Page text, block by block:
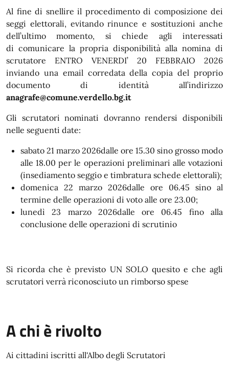
Al fine di snellire il procedimento di composizione dei
seggi elettorali, evitando rinunce e sostituzioni anche
dell’ultimo momento, si chiede agli interessati
di comunicare la propria disponibilità alla nomina di
scrutatore ENTRO VENERDI’ 20 FEBBRAIO 2026
inviando una email corredata della copia del proprio
documento di identità all’indirizzo
anagrafe@comune.verdello.bg.it
Gli scrutatori nominati dovranno rendersi disponibili
nelle seguenti date:
sabato 21 marzo 2026dalle ore 15.30 sino grosso modo
alle 18.00 per le operazioni preliminari alle votazioni
(insediamento seggio e timbratura schede elettorali);
domenica 22 marzo 2026dalle ore 06.45 sino al
termine delle operazioni di voto alle ore 23.00;
lunedì 23 marzo 2026dalle ore 06.45 fino alla
conclusione delle operazioni di scrutinio
Si ricorda che è previsto UN SOLO quesito e che agli
scrutatori verrà riconosciuto un rimborso spese
A chi è rivolto
Ai cittadini iscritti all'Albo degli Scrutatori